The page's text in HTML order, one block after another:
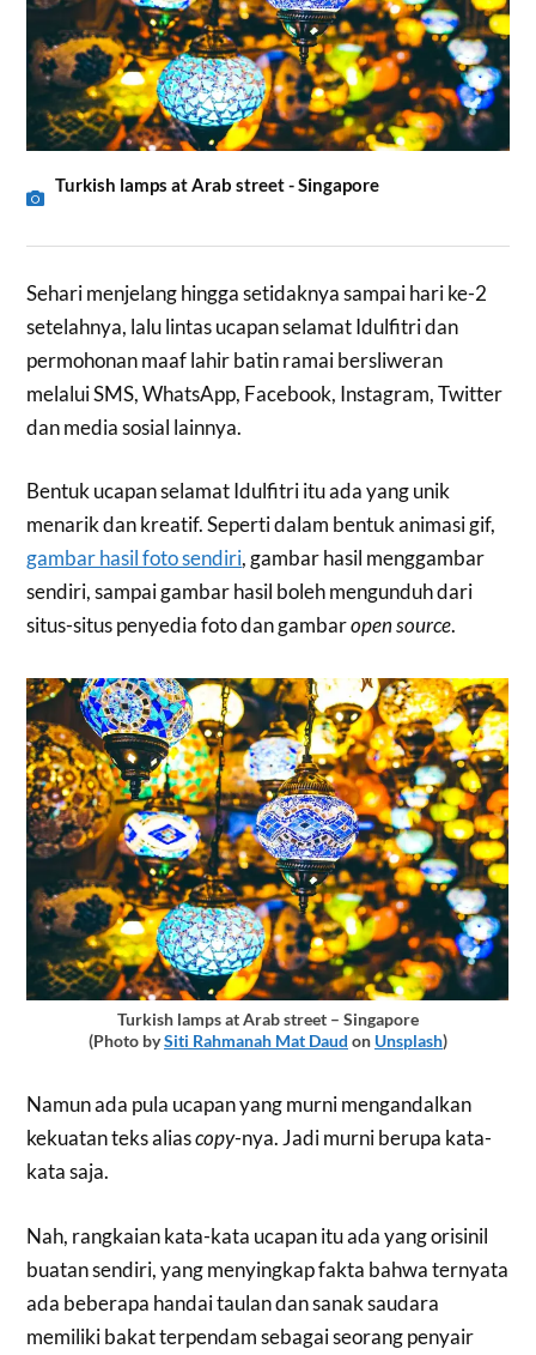
Turkish lamps at Arab street - Singapore
Sehari menjelang hingga setidaknya sampai hari ke-2
setelahnya, lalu lintas ucapan selamat Idulfitri dan
permohonan maaf lahir batin ramai bersliweran
melalui SMS, WhatsApp, Facebook, Instagram, Twitter
dan media sosial lainnya.
Bentuk ucapan selamat Idulfitri itu ada yang unik
menarik dan kreatif. Seperti dalam bentuk animasi gif,
gambar hasil foto sendiri, gambar hasil menggambar
sendiri, sampai gambar hasil boleh mengunduh dari
situs-situs penyedia foto dan gambaropen source.
Turkish lamps at Arab street – Singapore
(Photo bySiti Rahmanah Mat Daud on Unsplash)
Namun ada pula ucapan yang murni mengandalkan
kekuatan teks aliascopy-nya. Jadi murni berupa kata-
kata saja.
Nah, rangkaian kata-kata ucapan itu ada yang orisinil
buatan sendiri, yang menyingkap fakta bahwa ternyata
ada beberapa handai taulan dan sanak saudara
memiliki bakat terpendam sebagai seorang penyair